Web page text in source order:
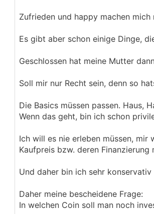
Zufrieden und happy machen
Es gibt aber schon einige Dinge,
Geschlossen hat meine Mutter
Soll mir nur Recht sein, denn so
Die Basics müssen passen. Haus,
Wenn das geht, bin ich schon
Ich will es nie erleben müssen, mir
Kaufpreis bzw. deren Finanzierung
Und daher bin ich sehr
Daher meine bescheidene Frage:
In welchen Coin soll man noch